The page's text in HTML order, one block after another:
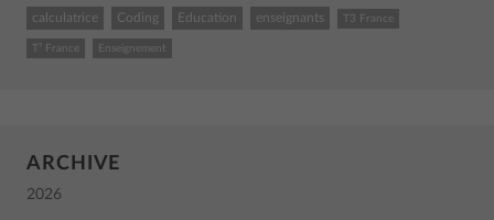
calculatrice Coding Education enseignants T3 France
T³ France Enseignement
ARCHIVE
2026